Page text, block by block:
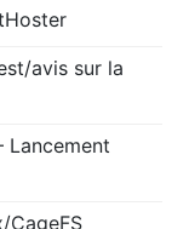
avis sur la
Lancement
CageFS